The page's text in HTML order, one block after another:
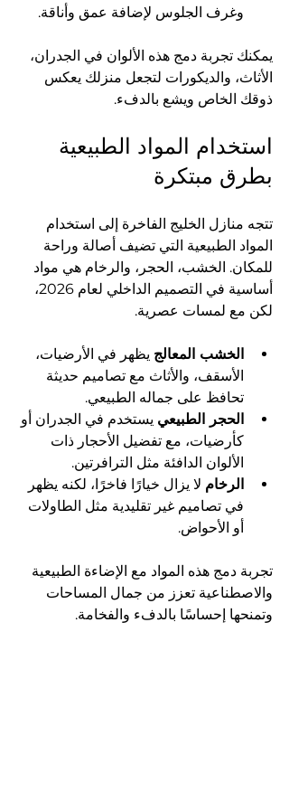
وغرف الجلوس لإضافة عمق وأناقة.
يمكنك تجربة دمج هذه الألوان في الجدران،
الأثاث، والديكورات لتجعل منزلك يعكس
ذوقك الخاص ويشع بالدفء.
استخدام المواد الطبيعية
بطرق مبتكرة
تتجه منازل الخليج الفاخرة إلى استخدام
المواد الطبيعية التي تضيف أصالة وراحة
للمكان. الخشب، الحجر، والرخام هي مواد
أساسية في التصميم الداخلي لعام 2026،
لكن مع لمسات عصرية.
الخشب المعالج يظهر في الأرضيات،
الأسقف، والأثاث مع تصاميم حديثة
تحافظ على جماله الطبيعي.
الحجر الطبيعي يستخدم في الجدران أو
كأرضيات، مع تفضيل الأحجار ذات
الألوان الدافئة مثل الترافرتين.
الرخام لا يزال خيارًا فاخرًا، لكنه يظهر
في تصاميم غير تقليدية مثل الطاولات
أو الأحواض.
تجربة دمج هذه المواد مع الإضاءة الطبيعية
والاصطناعية تعزز من جمال المساحات
وتمنحها إحساسًا بالدفء والفخامة.